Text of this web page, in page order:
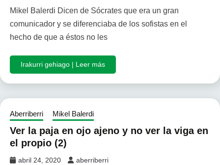
Mikel Balerdi Dicen de Sócrates que era un gran
comunicador y se diferenciaba de los sofistas en el
hecho de que a éstos no les
Irakurri gehiago | Leer más
Aberriberri Mikel Balerdi
Ver la paja en ojo ajeno y no ver la viga en
el propio (2)
abril 24, 2020 aberriberri